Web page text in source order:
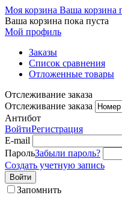
Моя корзина Ваша корзина
Ваша корзина пока пуста
Мой профиль
Заказы
Список сравнения
Отложенные товары
Отслеживание заказа
Отслеживание заказа
Антибот
ВойтиРегистрация
E-mail
ПарольЗабыли пароль?
Создать учетную запись
Войти
Запомнить